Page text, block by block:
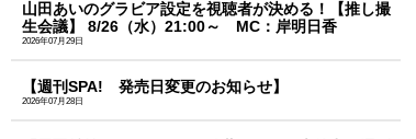
山田あいのグラビア設定を視聴者が決める！【推し撮
生会議】 8/26（水）21:00～ MC：岸明日香
2026年07月29日
【週刊SPA! 発売日変更のお知らせ】
2026年07月28日